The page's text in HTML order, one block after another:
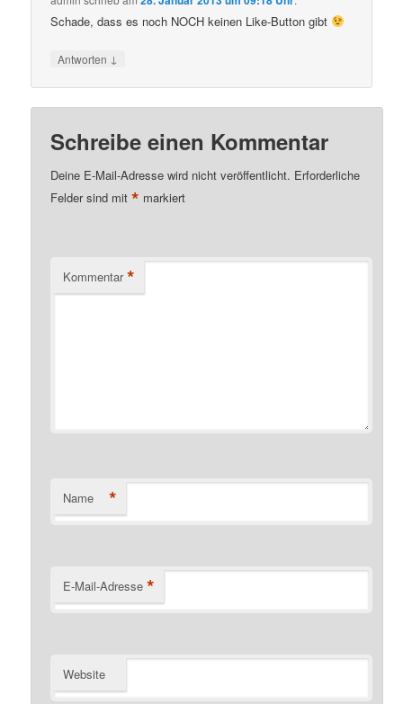
Schade, dass es noch NOCH keinen Like-Button gibt
Antworten ↓
Schreibe einen Kommentar
Deine E-Mail-Adresse wird nicht veröffentlicht. Erforderliche
Felder sind mit* markiert
Kommentar *
Name *
E-Mail-Adresse *
Website